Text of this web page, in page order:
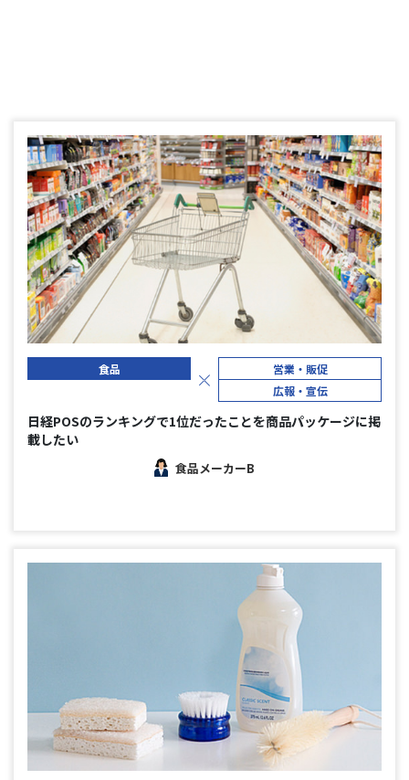
食品
営業・販促
広報・宣伝
日経POSのランキングで1位だったことを商品パッケージに掲
載したい
食品メーカーB